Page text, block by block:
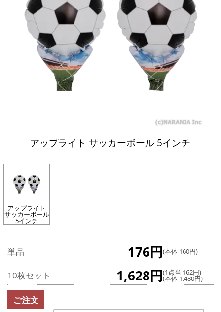
アップライト サッカーボール 5インチ
アップライト
サッカーボール
5インチ
単品 176円(本体 160円)
10枚セット 1,628円(1点当 162円)
(本体 1,480円)
ご注文